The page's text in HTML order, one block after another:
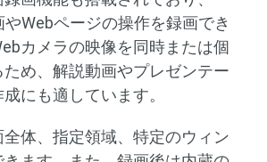
Webページの操作を録画でき
カメラの映像を同時または個
め、解説動画やプレゼンテー
にも適しています。
体、指定領域、特定のウィン